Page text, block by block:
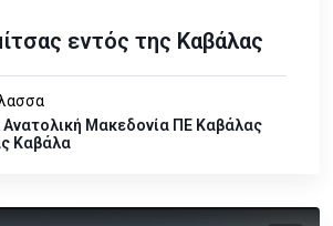
εντός της Καβάλας
Ανατολική Μακεδονία ΠΕ Καβάλας
Καβάλα